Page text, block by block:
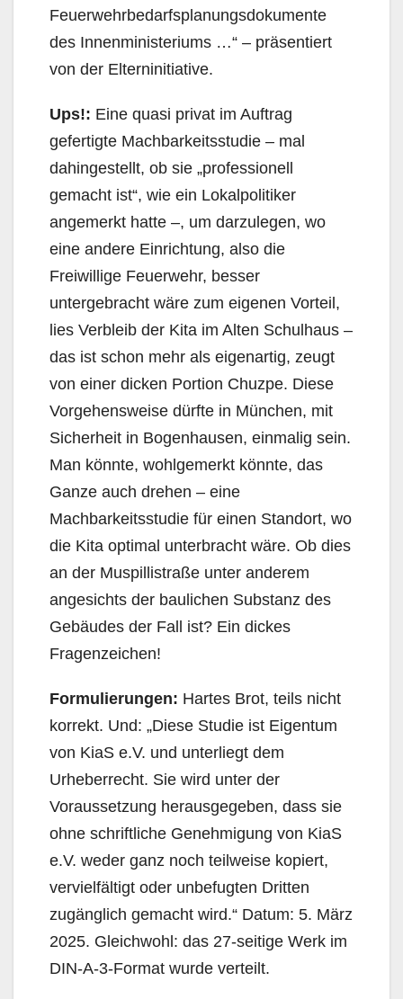
Feuerwehrbedarfsplanungsdokumente
des Innenministeriums …“ – präsentiert
von der Elterninitiative.
Ups!: Eine quasi privat im Auftrag
gefertigte Machbarkeitsstudie – mal
dahingestellt, ob sie „professionell
gemacht ist“, wie ein Lokalpolitiker
angemerkt hatte –, um darzulegen, wo
eine andere Einrichtung, also die
Freiwillige Feuerwehr, besser
untergebracht wäre zum eigenen Vorteil,
lies Verbleib der Kita im Alten Schulhaus –
das ist schon mehr als eigenartig, zeugt
von einer dicken Portion Chuzpe. Diese
Vorgehensweise dürfte in München, mit
Sicherheit in Bogenhausen, einmalig sein.
Man könnte, wohlgemerkt könnte, das
Ganze auch drehen – eine
Machbarkeitsstudie für einen Standort, wo
die Kita optimal unterbracht wäre. Ob dies
an der Muspillistraße unter anderem
angesichts der baulichen Substanz des
Gebäudes der Fall ist? Ein dickes
Fragenzeichen!
Formulierungen: Hartes Brot, teils nicht
korrekt. Und: „Diese Studie ist Eigentum
von KiaS e.V. und unterliegt dem
Urheberrecht. Sie wird unter der
Voraussetzung herausgegeben, dass sie
ohne schriftliche Genehmigung von KiaS
e.V. weder ganz noch teilweise kopiert,
vervielfältigt oder unbefugten Dritten
zugänglich gemacht wird.“ Datum: 5. März
2025. Gleichwohl: das 27-seitige Werk im
DIN-A-3-Format wurde verteilt.